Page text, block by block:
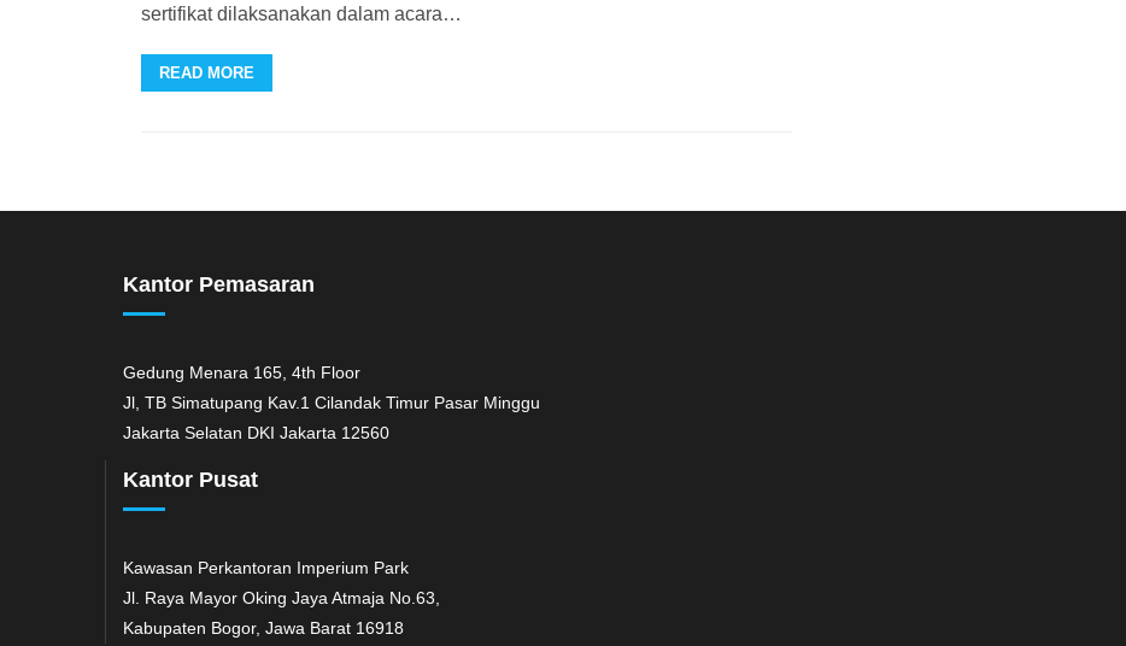
sertifikat dilaksanakan dalam acara…
READ MORE
Kantor Pemasaran
Gedung Menara 165, 4th Floor
Jl, TB Simatupang Kav.1 Cilandak Timur Pasar Minggu
Jakarta Selatan DKI Jakarta 12560
Kantor Pusat
Kawasan Perkantoran Imperium Park
Jl. Raya Mayor Oking Jaya Atmaja No.63,
Kabupaten Bogor, Jawa Barat 16918